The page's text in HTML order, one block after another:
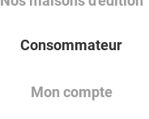
Consommateur
Mon compte